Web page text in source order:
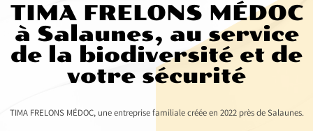
TIMA FRELONS MÉDOC
à Salaunes, au service
de la biodiversité et de
votre sécurité
TIMA FRELONS MÉDOC, une entreprise familiale créée en 2022 près de Salaunes.